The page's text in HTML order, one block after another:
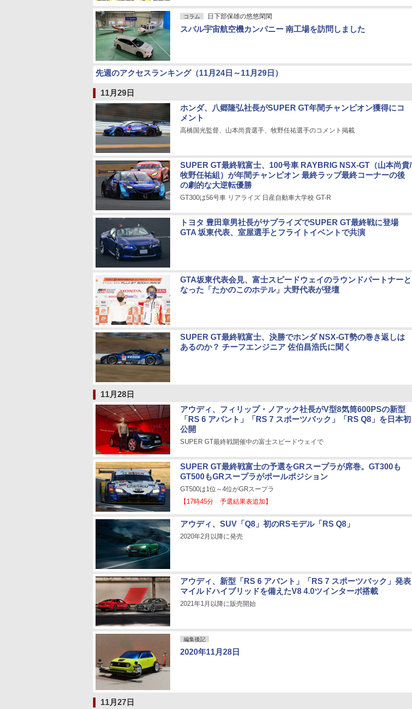
コラム 日下部保雄の悠悠閑閑
スバル宇宙航空機カンパニー 南工場を訪問しました
先週のアクセスランキング（11月24日～11月29日）
11月29日
ホンダ、八郷隆弘社長がSUPER GT年間チャンピオン獲得にコ
メント
高橋国光監督、山本尚貴選手、牧野任祐選手のコメント掲載
SUPER GT最終戦富士、100号車 RAYBRIG NSX-GT（山本尚貴/
牧野任祐組）が年間チャンピオン 最終ラップ最終コーナーの後
の劇的な大逆転優勝
GT300は56号車 リアライズ 日産自動車大学校 GT-R
トヨタ 豊田章男社長がサプライズでSUPER GT最終戦に登場
GTA 坂東代表、室屋選手とフライトイベントで共演
GTA坂東代表会見、富士スピードウェイのラウンドパートナーと
なった「たかのこのホテル」大野代表が登壇
SUPER GT最終戦富士、決勝でホンダ NSX-GT勢の巻き返しは
あるのか？ チーフエンジニア 佐伯昌浩氏に聞く
11月28日
アウディ、フィリップ・ノアック社長がV型8気筒600PSの新型
「RS 6 アバント」「RS 7 スポーツバック」「RS Q8」を日本初
公開
SUPER GT最終戦開催中の富士スピードウェイで
SUPER GT最終戦富士の予選をGRスープラが席巻。GT300も
GT500もGRスープラがポールポジション
GT500は1位～4位がGRスープラ
【17時45分 予選結果表追加】
アウディ、SUV「Q8」初のRSモデル「RS Q8」
2020年2月以降に発売
アウディ、新型「RS 6 アバント」「RS 7 スポーツバック」発表
マイルドハイブリッドを備えたV8 4.0ツインターボ搭載
2021年1月以降に販売開始
編集後記
2020年11月28日
11月27日